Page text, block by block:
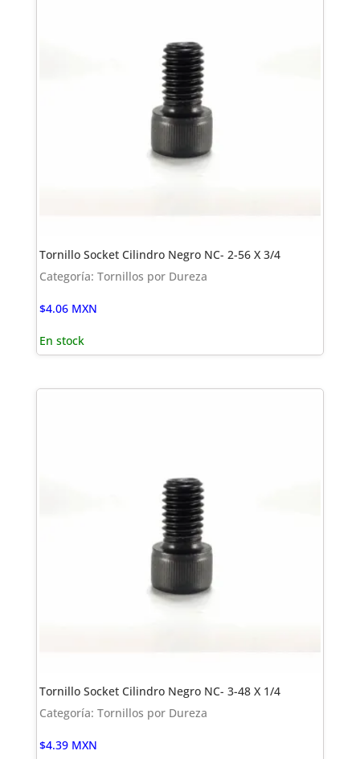
Tornillo Socket Cilindro Negro NC- 2-56 X 3/4
Categoría: Tornillos por Dureza
$4.06 MXN
En stock
Tornillo Socket Cilindro Negro NC- 3-48 X 1/4
Categoría: Tornillos por Dureza
$4.39 MXN